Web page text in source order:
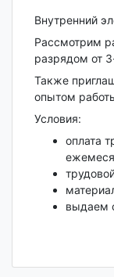
Внутренний
Рассмотрим
разрядом от
Также
опытом
Условия:
оплата
выдаем